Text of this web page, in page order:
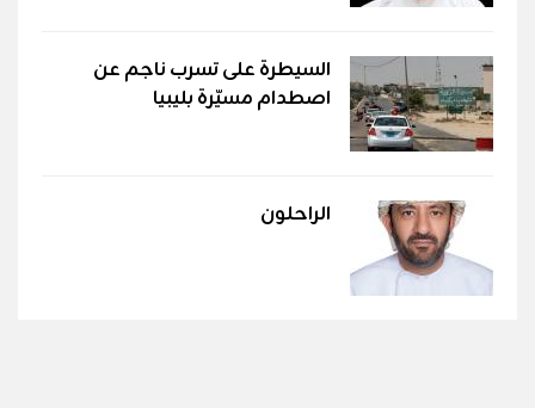
السيطرة على تسرب ناجم عن
اصطدام مسيّرة بليبيا
الراحلون